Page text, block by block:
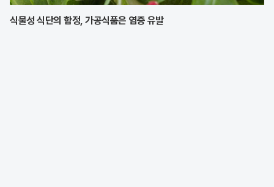
식물성 식단의 함정, 가공식품은 염증 유발